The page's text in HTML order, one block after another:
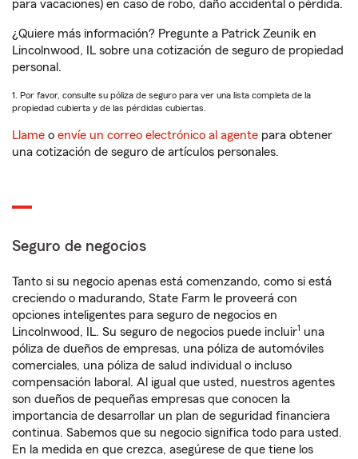
para vacaciones) en caso de robo, daño accidental o pérdida.
¿Quiere más información? Pregunte a Patrick Zeunik en
Lincolnwood, IL sobre una cotización de seguro de propiedad
personal.
1. Por favor, consulte su póliza de seguro para ver una lista completa de la
propiedad cubierta y de las pérdidas cubiertas.
Llame o envíe un correo electrónico al agente para obtener
una cotización de seguro de artículos personales.
Seguro de negocios
Tanto si su negocio apenas está comenzando, como si está
creciendo o madurando, State Farm le proveerá con
opciones inteligentes para seguro de negocios en
Lincolnwood, IL. Su seguro de negocios puede incluir1 una
póliza de dueños de empresas, una póliza de automóviles
comerciales, una póliza de salud individual o incluso
compensación laboral. Al igual que usted, nuestros agentes
son dueños de pequeñas empresas que conocen la
importancia de desarrollar un plan de seguridad financiera
continua. Sabemos que su negocio significa todo para usted.
En la medida en que crezca, asegúrese de que tiene los